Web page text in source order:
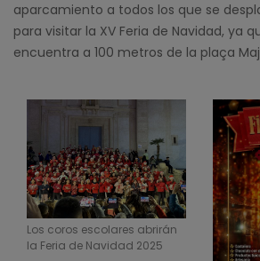
aparcamiento a todos los que se
para visitar la XV Feria de Navidad, ya
encuentra a 100 metros de la plaça
Los coros escolares abrirán
la Feria de Navidad 2025